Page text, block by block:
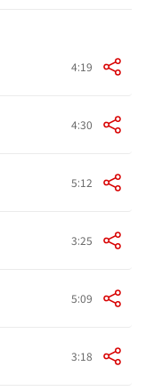
4:19
4:30
5:12
3:25
5:09
3:18